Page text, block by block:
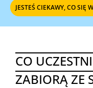
JESTEŚ CIEKAWY, CO SIĘ
CO
ZABIORĄ ZE